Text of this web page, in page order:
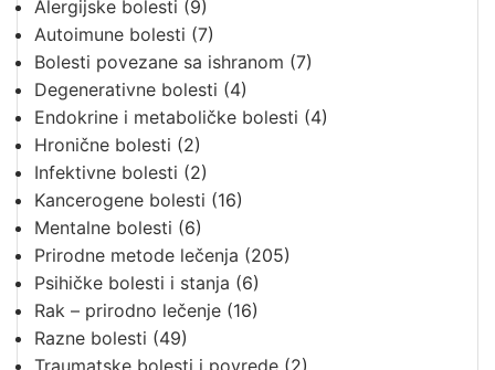
Alergijske bolesti (9)
Autoimune bolesti (7)
Bolesti povezane sa ishranom (7)
Degenerativne bolesti (4)
Endokrine i metaboličke bolesti (4)
Hronične bolesti (2)
Infektivne bolesti (2)
Kancerogene bolesti (16)
Mentalne bolesti (6)
Prirodne metode lečenja (205)
Psihičke bolesti i stanja (6)
Rak – prirodno lečenje (16)
Razne bolesti (49)
Traumatske bolesti i povrede (2)